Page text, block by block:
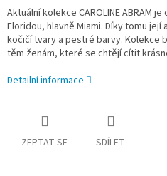
Aktuální kolekce CAROLINE ABRAM
Floridou, hlavně Miami. Díky tomu
kočičí tvary a pestré barvy. Kolekce
těm ženám, které se chtějí cítit
Detailní informace
ZEPTAT SE SDÍLET